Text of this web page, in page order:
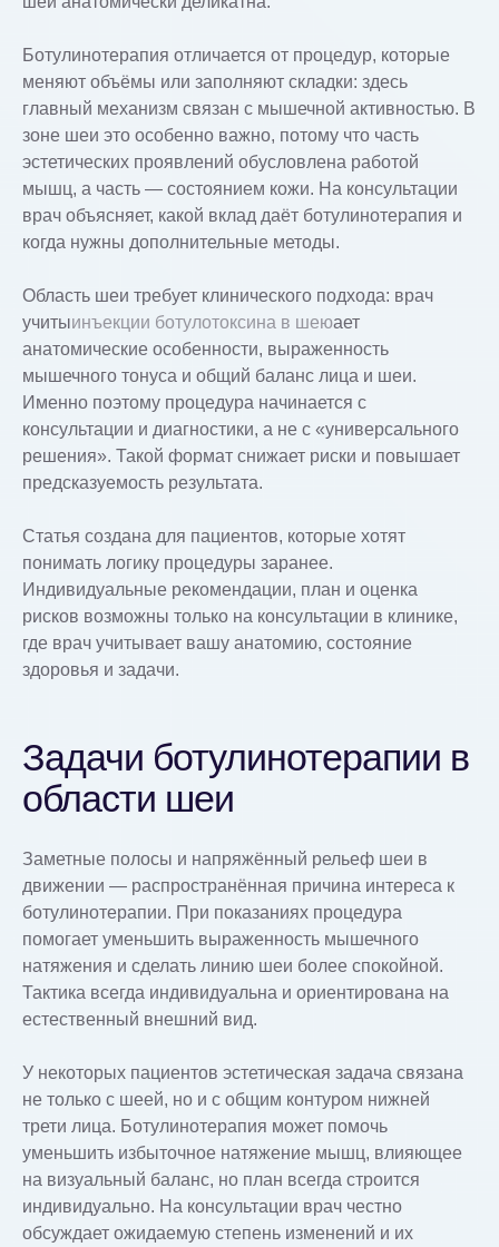
Ботулинотерапия отличается от процедур, которые
меняют объёмы или заполняют складки: здесь
главный механизм связан с мышечной активностью. В
зоне шеи это особенно важно, потому что часть
эстетических проявлений обусловлена работой
мышц, а часть — состоянием кожи. На консультации
врач объясняет, какой вклад даёт ботулинотерапия и
когда нужны дополнительные методы.
Область шеи требует клинического подхода: врач
учитыинъекции ботулотоксина в шеюает
анатомические особенности, выраженность
мышечного тонуса и общий баланс лица и шеи.
Именно поэтому процедура начинается с
консультации и диагностики, а не с «универсального
решения». Такой формат снижает риски и повышает
предсказуемость результата.
Статья создана для пациентов, которые хотят
понимать логику процедуры заранее.
Индивидуальные рекомендации, план и оценка
рисков возможны только на консультации в клинике,
где врач учитывает вашу анатомию, состояние
здоровья и задачи.
Задачи ботулинотерапии в
области шеи
Заметные полосы и напряжённый рельеф шеи в
движении — распространённая причина интереса к
ботулинотерапии. При показаниях процедура
помогает уменьшить выраженность мышечного
натяжения и сделать линию шеи более спокойной.
Тактика всегда индивидуальна и ориентирована на
естественный внешний вид.
У некоторых пациентов эстетическая задача связана
не только с шеей, но и с общим контуром нижней
трети лица. Ботулинотерапия может помочь
уменьшить избыточное натяжение мышц, влияющее
на визуальный баланс, но план всегда строится
индивидуально. На консультации врач честно
обсуждает ожидаемую степень изменений и их